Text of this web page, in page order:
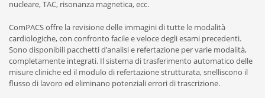
nucleare, TAC, risonanza magnetica, ecc.
ComPACS offre la revisione delle immagini di tutte le modalità
cardiologiche, con confronto facile e veloce degli esami precedenti.
Sono disponibili pacchetti d’analisi e refertazione per varie modalità,
completamente integrati. Il sistema di trasferimento automatico delle
misure cliniche ed il modulo di refertazione strutturata, snelliscono il
flusso di lavoro ed eliminano potenziali errori di trascrizione.